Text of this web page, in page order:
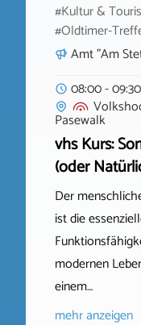
#Kultur &
#Oldtimer-
Amt "Am
08:00 -
Pasewalk
vhs Kurs:
(oder
Der
ist die
modernen
einem…
mehr anzeigen